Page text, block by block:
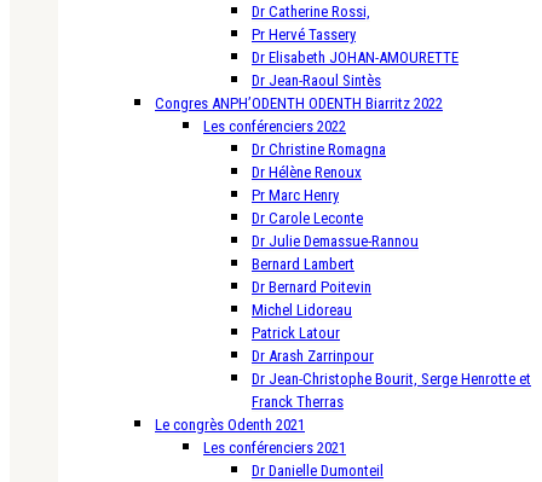
Dr Catherine Rossi,
Pr Hervé Tassery
Dr Elisabeth JOHAN-AMOURETTE
Dr Jean-Raoul Sintès
Congres ANPH’ODENTH ODENTH Biarritz 2022
Les conférenciers 2022
Dr Christine Romagna
Dr Hélène Renoux
Pr Marc Henry
Dr Carole Leconte
Dr Julie Demassue-Rannou
Bernard Lambert
Dr Bernard Poitevin
Michel Lidoreau
Patrick Latour
Dr Arash Zarrinpour
Dr Jean-Christophe Bourit, Serge Henrotte et
Franck Therras
Le congrès Odenth 2021
Les conférenciers 2021
Dr Danielle Dumonteil